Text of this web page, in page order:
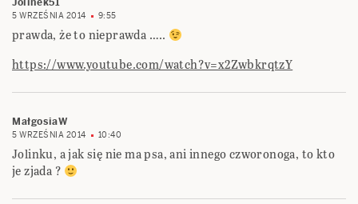
Jolinek51
5 WRZEŚNIA 2014 9:55
prawda, że to nieprawda …..
https://www.youtube.com/watch?v=x2ZwbkrqtzY
MałgosiaW
5 WRZEŚNIA 2014 10:40
Jolinku, a jak się nie ma psa, ani innego czworonoga, to kto
je zjada ?